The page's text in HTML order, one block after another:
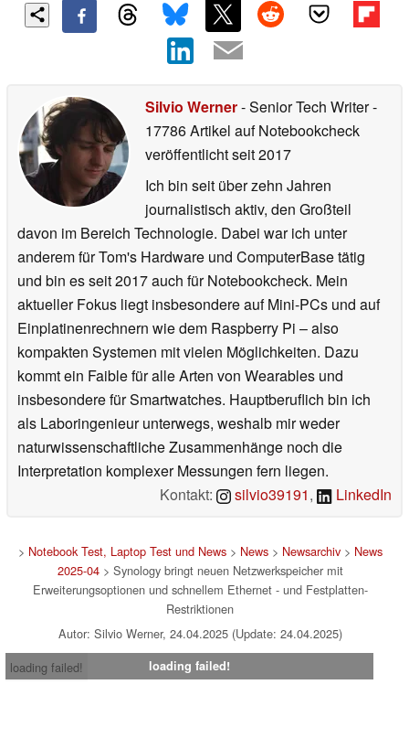
Silvio Werner- Senior Tech Writer-
17786 Artikel auf Notebookcheck
veröffentlichtseit 2017
Ich bin seit über zehn Jahren
journalistisch aktiv, den Großteil
davon im Bereich Technologie. Dabei war ich unter
anderem für Tom's Hardware und ComputerBase tätig
und bin es seit 2017 auch für Notebookcheck. Mein
aktueller Fokus liegt insbesondere auf Mini-PCs und auf
Einplatinenrechnern wie dem Raspberry Pi – also
kompakten Systemen mit vielen Möglichkeiten. Dazu
kommt ein Faible für alle Arten von Wearables und
insbesondere für Smartwatches. Hauptberuflich bin ich
als Laboringenieur unterwegs, weshalb mir weder
naturwissenschaftliche Zusammenhänge noch die
Interpretation komplexer Messungen fern liegen.
Kontakt:
silvio39191, LinkedIn
> Notebook Test, Laptop Test und News> News> Newsarchiv> News
2025-04> Synology bringt neuen Netzwerkspeicher mit
Erweiterungsoptionen und schnellem Ethernet - und Festplatten-
Restriktionen
Autor: Silvio Werner, 24.04.2025 (Update: 24.04.2025)
loading failed!
loading failed!